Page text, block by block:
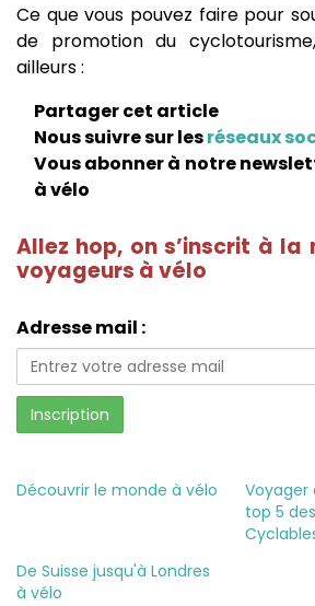
Ce que vous pouvez faire pour
de promotion du
ailleurs :
Partager cet article
Nous suivre sur lesréseaux
Vous abonner à notre
à vélo
Allez hop, on s’inscrit à la
voyageurs à vélo
Adresse mail :
Découvrir le monde à vélo
Voyager
top 5
De Suisse jusqu'à Londres
à vélo